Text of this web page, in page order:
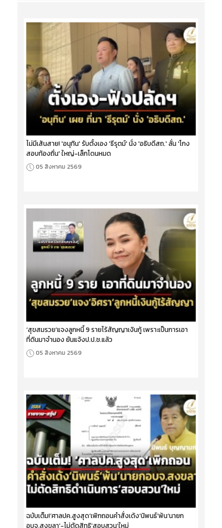
ไม่มีเส้นสาย! 'อนุทิน' รับตั้งเอง 'ธีรุตม์' นั่ง 'อธิบดีสถ.' ลั่น 'โกง
สอบท้องถิ่น' ใหญ่-เล็กโดนหมด
05 สิงหาคม 2569
‘สุขสมรวย’แจงลูกหนี้ 9 รายไร้สัญญาเงินกู้ เพราะเป็นการเอา
ที่ดินมาจำนอง ยันแจ้งป.ป.ช.แล้ว
05 สิงหาคม 2569
ฉบับเต็ม!‘ศาลปค.สูงสุด’เพิกถอนคำสั่งเด้ง‘นิพนธ์’พ้น‘นายก
อบจ.สงขลา’-ไม่ตัดสิทธิ‘สอบสวน’ใหม่